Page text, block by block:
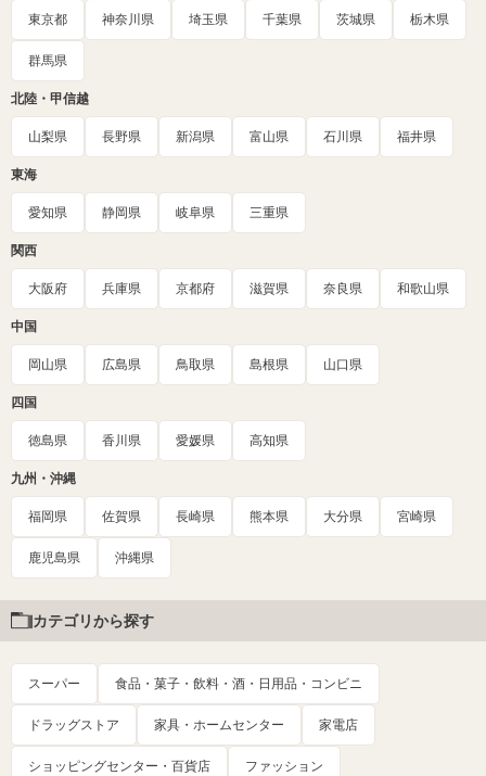
東京都 神奈川県 埼玉県 千葉県 茨城県 栃木県
群馬県
北陸・甲信越
山梨県 長野県 新潟県 富山県 石川県 福井県
東海
愛知県 静岡県 岐阜県 三重県
関西
大阪府 兵庫県 京都府 滋賀県 奈良県 和歌山県
中国
岡山県 広島県 鳥取県 島根県 山口県
四国
徳島県 香川県 愛媛県 高知県
九州・沖縄
福岡県 佐賀県 長崎県 熊本県 大分県 宮崎県
鹿児島県 沖縄県
カテゴリから探す
スーパー 食品・菓子・飲料・酒・日用品・コンビニ
ドラッグストア 家具・ホームセンター 家電店
ショッピングセンター・百貨店 ファッション